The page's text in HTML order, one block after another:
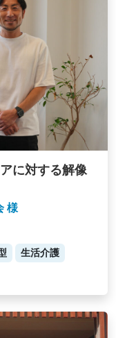
に対する解像
様
生活介護